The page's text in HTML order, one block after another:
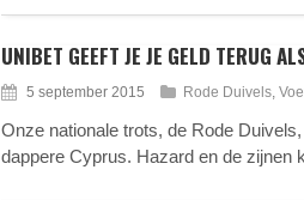
UNIBET GEEFT JE JE GELD TERUG
5 september 2015 Rode Duivels,
Onze nationale trots, de Rode
dappere Cyprus. Hazard en de zijnen